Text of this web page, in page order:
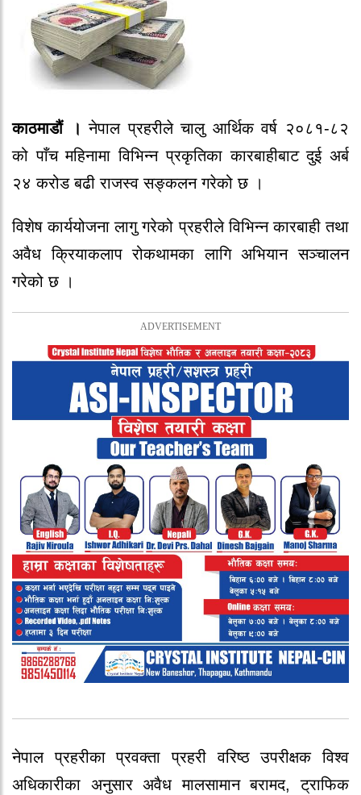
काठमाडौं । नेपाल प्रहरीले चालु आर्थिक वर्ष २०८१-८२
को पाँच महिनामा विभिन्न प्रकृतिका कारबाहीबाट दुई अर्ब
२४ करोड बढी राजस्व सङ्कलन गरेको छ ।
विशेष कार्ययोजना लागु गरेको प्रहरीले विभिन्न कारबाही तथा
अवैध क्रियाकलाप रोकथामका लागि अभियान सञ्चालन
गरेको छ ।
नेपाल प्रहरीका प्रवक्ता प्रहरी वरिष्ठ उपरीक्षक विश्व
अधिकारीका अनुसार अवैध मालसामान बरामद, ट्राफिक